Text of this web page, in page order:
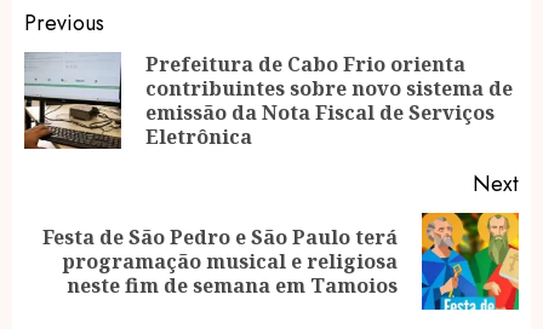
Post
navigation
Previous
Prefeitura de Cabo Frio orienta
contribuintes sobre novo sistema de
emissão da Nota Fiscal de Serviços
Eletrônica
Next
Next
post:
Festa de São Pedro e São Paulo terá
programação musical e religiosa
neste fim de semana em Tamoios